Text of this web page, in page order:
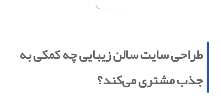
طراحی سایت سالن زیبایی چه کمکی به
جذب مشتری می‌کند؟